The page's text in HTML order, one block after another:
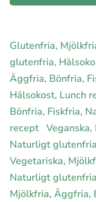
Glutenfria,
glutenfria,
Äggfria, Bönfria,
Hälsokost, Lunch
Bönfria, Fiskfria,
recept
Naturligt
Vegetariska,
Naturligt
Mjölkfria, Äggfria,